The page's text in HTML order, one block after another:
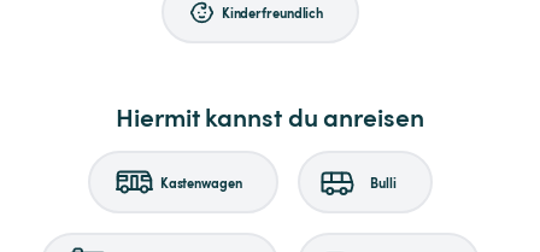
Kinderfreundlich
Hiermit kannst du anreisen
Kastenwagen Bulli